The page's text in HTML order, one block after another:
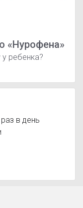
«Нурофена»
ребенка?
в день